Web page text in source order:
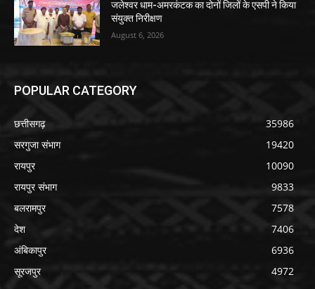
जलेश्वर धाम-अमरकंटक का दोनों जिलों के एसपी ने किया
संयुक्त निरीक्षण
August 6, 2026
POPULAR CATEGORY
छत्तीसगढ़
35986
सरगुजा संभाग
19420
रायपुर
10090
रायपुर संभाग
9833
बलरामपुर
7578
देश
7406
अंबिकापुर
6936
सूरजपुर
4972